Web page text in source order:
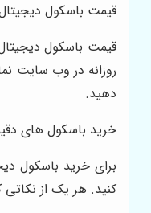
قیمت باسکول
قیمت باسکول
روزانه در وب سایت
دهید.
خرید باسکول های
برای خرید باسکول
کنید. هر یک از